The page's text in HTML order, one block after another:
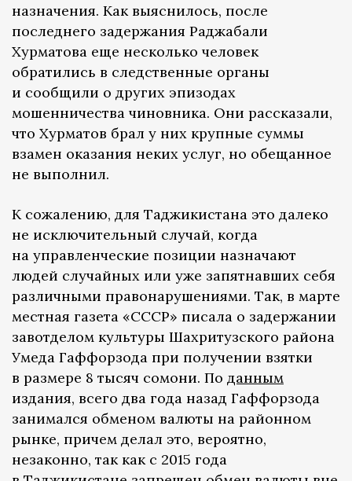
назначения. Как выяснилось, после
последнего задержания Раджабали
Хурматова еще несколько человек
обратились в следственные органы
и сообщили о других эпизодах
мошенничества чиновника. Они рассказали,
что Хурматов брал у них крупные суммы
взамен оказания неких услуг, но обещанное
не выполнил.
К сожалению, для Таджикистана это далеко
не исключительный случай, когда
на управленческие позиции назначают
людей случайных или уже запятнавших себя
различными правонарушениями. Так, в марте
местная газета «СССР» писала о задержании
завотделом культуры Шахритузского района
Умеда Гаффорзода при получении взятки
в размере 8 тысяч сомони. По данным
издания, всего два года назад Гаффорзода
занимался обменом валюты на районном
рынке, причем делал это, вероятно,
незаконно, так как с 2015 года